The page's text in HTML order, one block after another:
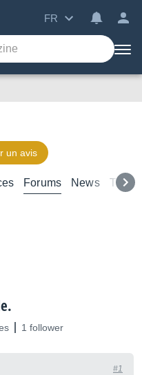
FR
un avis
Forums News
1 follower
#1